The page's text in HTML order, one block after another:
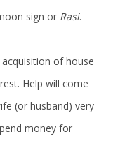
sign or Rasi.
of house
Help will come
(or husband) very
money for